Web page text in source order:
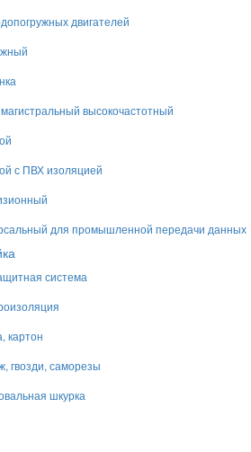
двигателей
высокочастотный
с ПВХ изоляцией
для промышленной передачи данных
система
картон
гвозди, саморезы
шкурка